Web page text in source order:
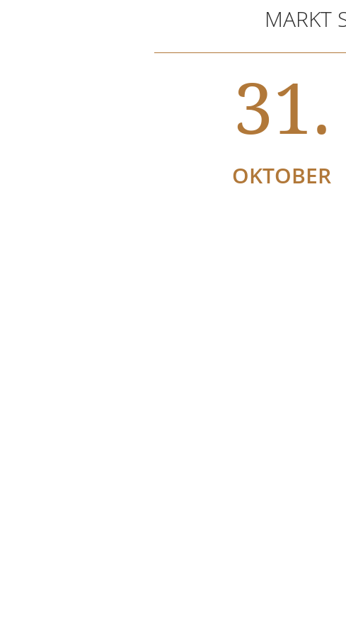
MARKT
31.
OKTOBER